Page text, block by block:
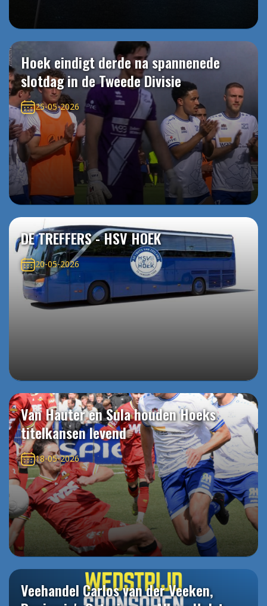
Hoek eindigt derde na spannenede
slotdag in de Tweede Divisie
25-05-2026
DE TREFFERS - HSV HOEK
20-05-2026
Van Hauter en Sula houden Hoeks
titelkansen levend
18-05-2026
Veehandel Carlos van der Veeken,